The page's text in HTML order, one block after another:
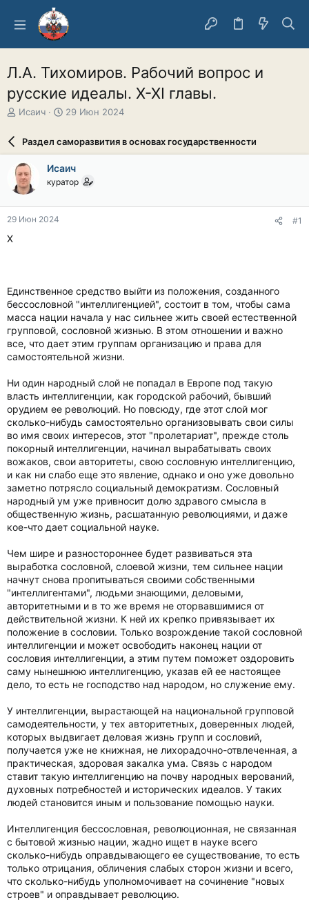
Л.А. Тихомиров. Рабочий вопрос и
русские идеалы. X-XI главы.
А
о
р
т
е
м
ы
Исаич
Д
а
а
ч
л
29 Июн 2024
Раздел саморазвития в основах государственности
Исаич
куратор
29 Июн 2024 #1
X
Единственное средство выйти из положения, созданного
бессословной "интеллигенцией", состоит в том, чтобы сама
масса нации начала у нас сильнее жить своей естественной
групповой, сословной жизнью. В этом отношении и важно
все, что дает этим группам организацию и права для
самостоятельной жизни.
Ни один народный слой не попадал в Европе под такую
власть интеллигенции, как городской рабочий, бывший
орудием ее революций. Но повсюду, где этот слой мог
сколько-нибудь самостоятельно организовывать свои силы
во имя своих интересов, этот "пролетариат", прежде столь
покорный интеллигенции, начинал вырабатывать своих
вожаков, свои авторитеты, свою сословную интеллигенцию,
и как ни слабо еще это явление, однако и оно уже довольно
заметно потрясло социальный демократизм. Сословный
народный ум уже привносит долю здравого смысла в
общественную жизнь, расшатанную революциями, и даже
кое-что дает социальной науке.
Чем шире и разностороннее будет развиваться эта
выработка сословной, слоевой жизни, тем сильнее нации
начнут снова пропитываться своими собственными
"интеллигентами", людьми знающими, деловыми,
авторитетными и в то же время не оторвавшимися от
действительной жизни. К ней их крепко привязывает их
положение в сословии. Только возрождение такой сословной
интеллигенции и может освободить наконец нации от
сословия интеллигенции, а этим путем поможет оздоровить
саму нынешнюю интеллигенцию, указав ей ее настоящее
дело, то есть не господство над народом, но служение ему.
У интеллигенции, вырастающей на национальной групповой
самодеятельности, у тех авторитетных, доверенных людей,
которых выдвигает деловая жизнь групп и сословий,
получается уже не книжная, не лихорадочно-отвлеченная, а
практическая, здоровая закалка ума. Связь с народом
ставит такую интеллигенцию на почву народных верований,
духовных потребностей и исторических идеалов. У таких
людей становится иным и пользование помощью науки.
Интеллигенция бессословная, революционная, не связанная
с бытовой жизнью нации, жадно ищет в науке всего
сколько-нибудь оправдывающего ее существование, то есть
только отрицания, обличения слабых сторон жизни и всего,
что сколько-нибудь уполномочивает на сочинение "новых
строев" и оправдывает революцию.